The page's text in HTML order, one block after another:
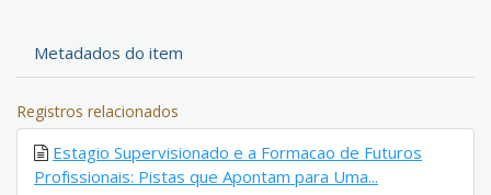
Metadados do item
Registros relacionados
Estagio Supervisionado e a Formacao de Futuros
Profissionais: Pistas que Apontam para Uma...